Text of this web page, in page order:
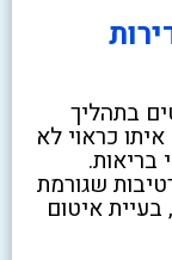
בתהליך
כראוי לא
שגורמת
איטום